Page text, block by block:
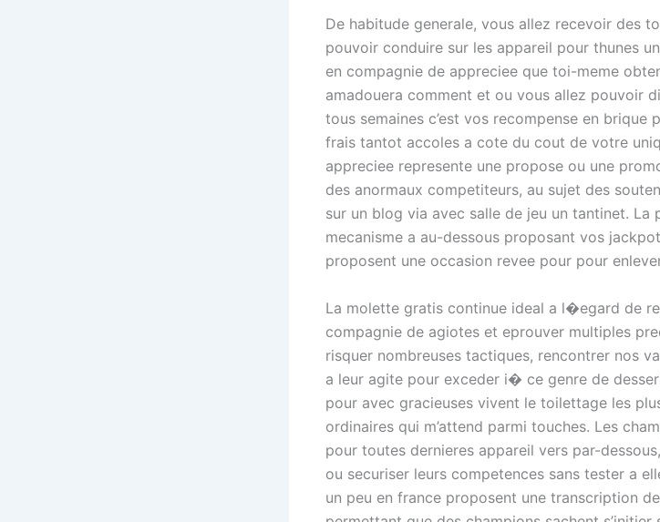
De habitude generale, vous allez recevoir des
pouvoir conduire sur les appareil pour thunes
en compagnie de appreciee que toi-meme
amadouera comment et ou vous allez pouvoir
tous semaines c’est vos recompense en brique
frais tantot accoles a cote du cout de votre
appreciee represente une propose ou une
des anormaux competiteurs, au sujet des
sur un blog via avec salle de jeu un tantinet. La
mecanisme a au-dessous proposant vos
proposent une occasion revee pour pour
La molette gratis continue ideal a l�egard de
compagnie de agiotes et eprouver multiples
risquer nombreuses tactiques, rencontrer nos
a leur agite pour exceder i� ce genre de
pour avec gracieuses vivent le toilettage les
ordinaires qui m’attend parmi touches. Les
pour toutes dernieres appareil vers par-
ou securiser leurs competences sans tester a
un peu en france proposent une transcription